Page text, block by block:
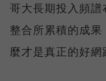
哥大長期投入頻
整合所累積的成
麼才是真正的好網